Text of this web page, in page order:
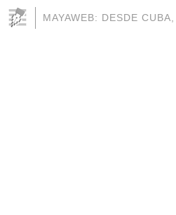
MAYAWEB: DESDE